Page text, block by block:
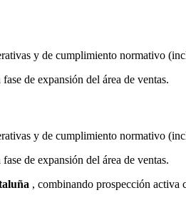
y de cumplimiento normativo
de expansión del área de ventas.
y de cumplimiento normativo
de expansión del área de ventas.
, combinando prospección activa